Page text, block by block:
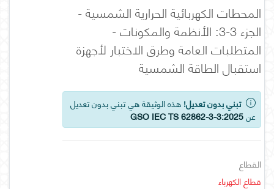
المحطات الكهربائية الحرارية الشمسية -
الجزء 3-3: الأنظمة والمكونات -
المتطلبات العامة وطرق الاختبار لأجهزة
استقبال الطاقة الشمسية
تبني بدون تعديل! هذه الوثيقة هي تبني بدون تعديل
عنGSO IEC TS 62862-3-3:2025
القطاع
قطاع الكهرباء